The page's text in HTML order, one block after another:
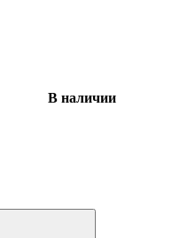
В наличии